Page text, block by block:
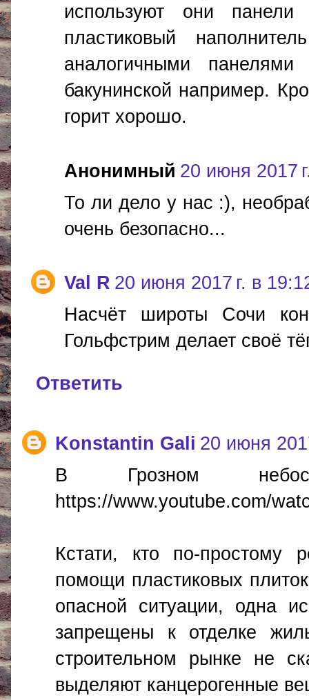
используют они
пластиковый
аналогичными панелями
бакунинской например.
горит хорошо.
Анонимный 20 июня 2017
То ли дело у нас :),
очень безопасно...
Val R 20 июня 2017 г. в
Насчёт широты Сочи
Гольфстрим делает своё
Ответить
Konstantin Gali 20 июня
В Грозном
https://www.youtube.com/
Кстати, кто по-простому
помощи пластиковых
опасной ситуации, одна
запрещены к отделке
строительном рынке не
выделяют канцерогенные